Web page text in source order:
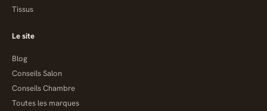
Tissus
Le site
Blog
Conseils Salon
Conseils Chambre
Toutes les marques